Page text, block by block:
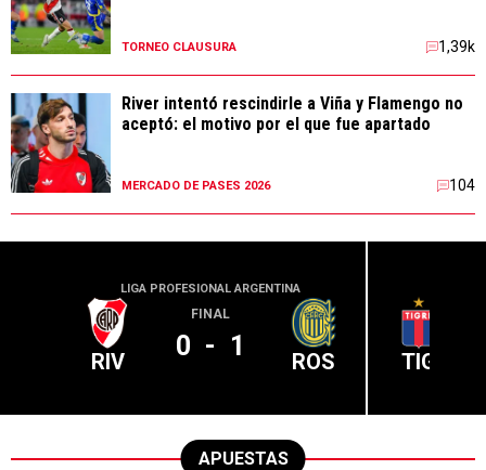
TORNEO CLAUSURA 1,39k
River intentó rescindirle a Viña y Flamengo no
aceptó: el motivo por el que fue apartado
MERCADO DE PASES 2026 104
LIGA PROFESIONAL ARGENTINA
RIV
FINAL
0 - 1 ROS TIG
APUESTAS